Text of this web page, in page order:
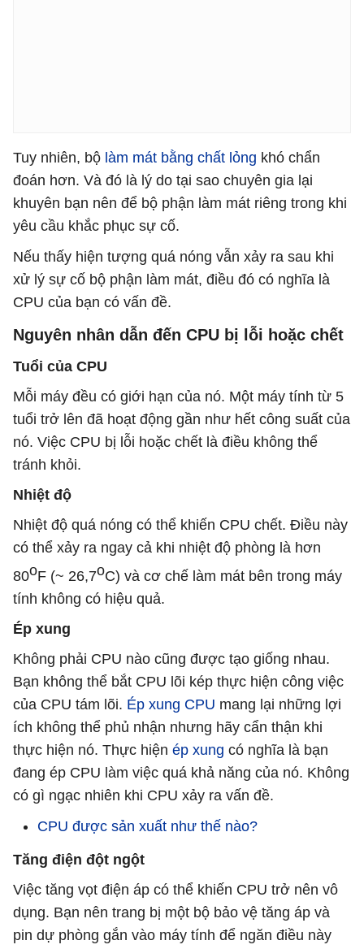
Tuy nhiên, bộ làm mát bằng chất lỏng khó chẩn
đoán hơn. Và đó là lý do tại sao chuyên gia lại
khuyên bạn nên để bộ phận làm mát riêng trong khi
yêu cầu khắc phục sự cố.
Nếu thấy hiện tượng quá nóng vẫn xảy ra sau khi
xử lý sự cố bộ phận làm mát, điều đó có nghĩa là
CPU của bạn có vấn đề.
Nguyên nhân dẫn đến CPU bị lỗi hoặc chết
Tuổi của CPU
Mỗi máy đều có giới hạn của nó. Một máy tính từ 5
tuổi trở lên đã hoạt động gần như hết công suất của
nó. Việc CPU bị lỗi hoặc chết là điều không thể
tránh khỏi.
Nhiệt độ
Nhiệt độ quá nóng có thể khiến CPU chết. Điều này
có thể xảy ra ngay cả khi nhiệt độ phòng là hơn
80oF (~ 26,7oC) và cơ chế làm mát bên trong máy
tính không có hiệu quả.
Ép xung
Không phải CPU nào cũng được tạo giống nhau.
Bạn không thể bắt CPU lõi kép thực hiện công việc
của CPU tám lõi. Ép xung CPU mang lại những lợi
ích không thể phủ nhận nhưng hãy cẩn thận khi
thực hiện nó. Thực hiện ép xung có nghĩa là bạn
đang ép CPU làm việc quá khả năng của nó. Không
có gì ngạc nhiên khi CPU xảy ra vấn đề.
CPU được sản xuất như thế nào?
Tăng điện đột ngột
Việc tăng vọt điện áp có thể khiến CPU trở nên vô
dụng. Bạn nên trang bị một bộ bảo vệ tăng áp và
pin dự phòng gắn vào máy tính để ngăn điều này